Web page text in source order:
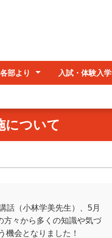
各部より 入試・体験入学
について
話（小林学美先生）、5月
方々から多くの知識や気づ
機会となりました！